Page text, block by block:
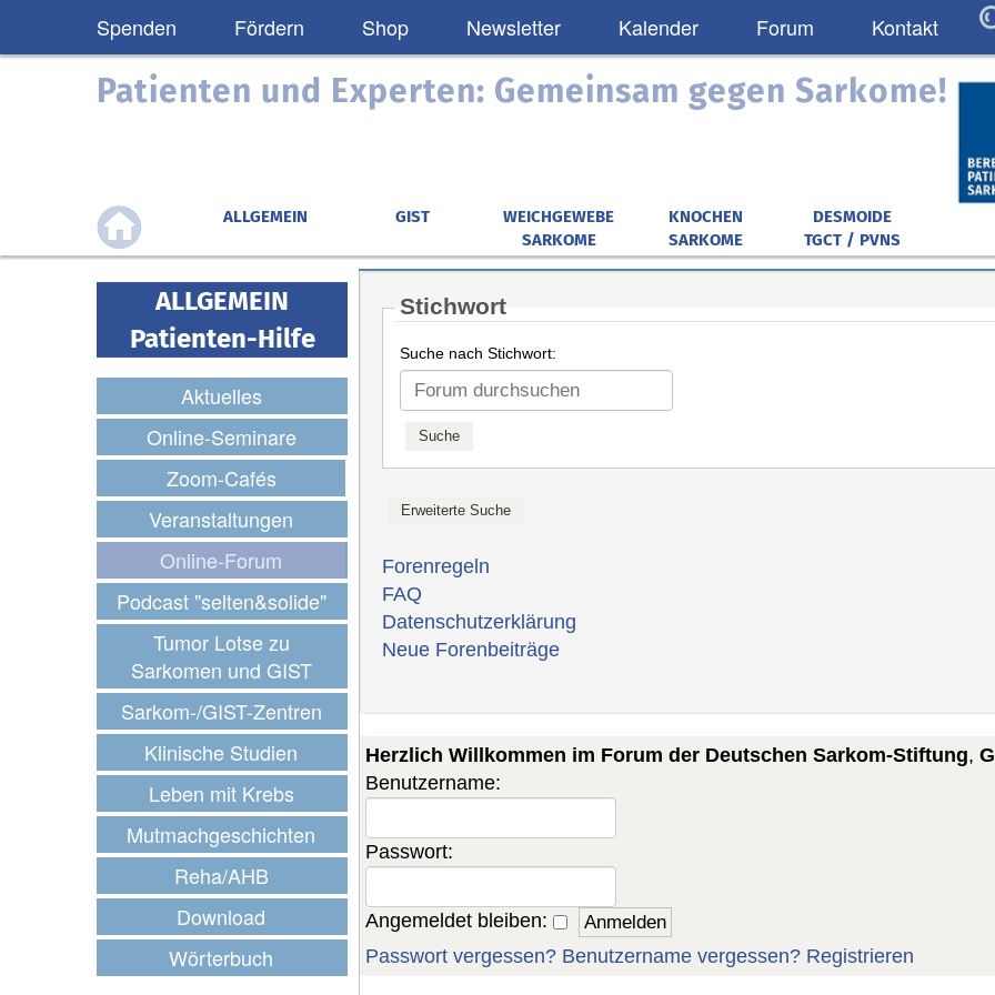
Spenden Fördern Shop Newsletter Kalender Forum Kontakt
Patienten und Experten: Gemeinsam gegen Sarkome!
ALLGEMEIN GIST
WEICHGEWEBE
SARKOME
KNOCHEN
SARKOME
DESMOIDE
TGCT / PVNS
ALLGEMEIN
Patienten-Hilfe
Aktuelles
Online-Seminare
Zoom-Cafés
Veranstaltungen
Online-Forum
Podcast "selten&solide"
Tumor Lotse zu
Sarkomen und GIST
Sarkom-/GIST-Zentren
Klinische Studien
Leben mit Krebs
Mutmachgeschichten
Reha/AHB
Download
Wörterbuch
Stichwort
Suche nach Stichwort:
Forenregeln
FAQ
Datenschutzerklärung
Neue Forenbeiträge
Herzlich Willkommen im Forum der Deutschen Sarkom-Stiftung,
Benutzername:
Passwort:
Angemeldet bleiben:
Passwort vergessen? Benutzername vergessen? Registrieren